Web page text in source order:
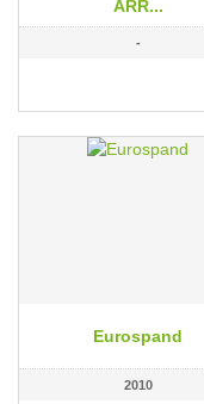
ARR...
-
Eurospand
2010